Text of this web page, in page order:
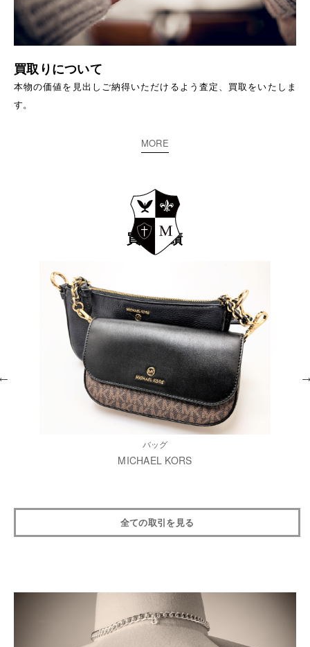
買取りについて
本物の価値を見出しご納得いただけるよう査定、買取をいたしま
す。
MORE
買取実績
バッグ
MICHAEL KORS
全ての取引を見る